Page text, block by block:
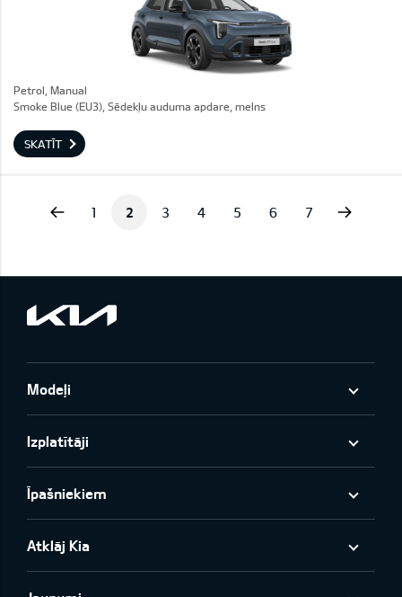
Petrol, Manual
Smoke Blue (EU3), Sēdekļu auduma apdare, melns
SKATĪT
1 2 3 4 5 6 7
Modeļi
Izplatītāji
Īpašniekiem
Atklāj Kia